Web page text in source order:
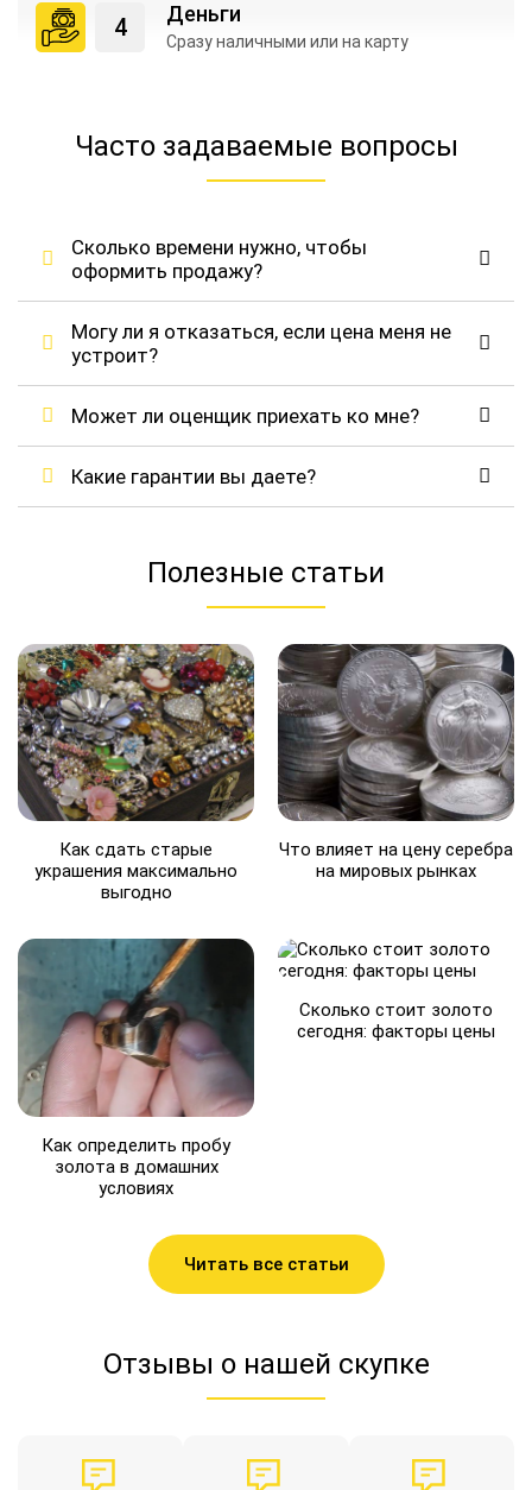
Деньги
Сразу наличными или на карту
Часто задаваемые вопросы
Сколько времени нужно, чтобы
оформить продажу?
Могу ли я отказаться, если цена меня не
устроит?
Может ли оценщик приехать ко мне?
Какие гарантии вы даете?
Полезные статьи
Как сдать старые
украшения максимально
выгодно
Что влияет на цену серебра
на мировых рынках
Как определить пробу
золота в домашних
условиях
Сколько стоит золото
сегодня: факторы цены
Читать все статьи
Отзывы о нашей скупке